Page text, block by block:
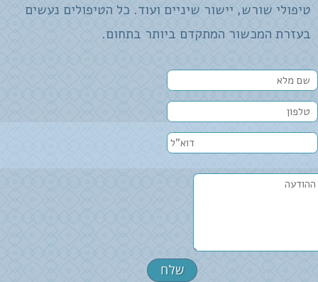
טיפולי שורש, יישור שיניים ועוד. כל הטיפולים נעשים
בעזרת המכשור המתקדם ביותר בתחום.